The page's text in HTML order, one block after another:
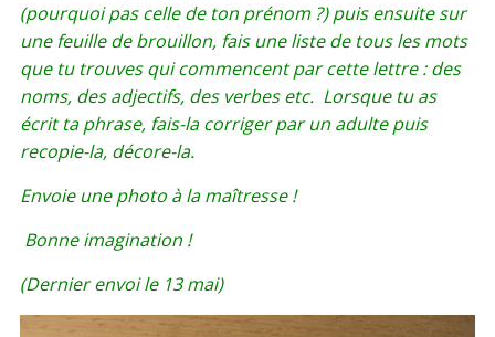
(pourquoi pas celle de ton prénom ?) puis ensuite sur
une feuille de brouillon, fais une liste de tous les mots
que tu trouves qui commencent par cette lettre : des
noms, des adjectifs, des verbes etc. Lorsque tu as
écrit ta phrase, fais-la corriger par un adulte puis
recopie-la, décore-la.
Envoie une photo à la maîtresse !
Bonne imagination !
(Dernier envoi le 13 mai)